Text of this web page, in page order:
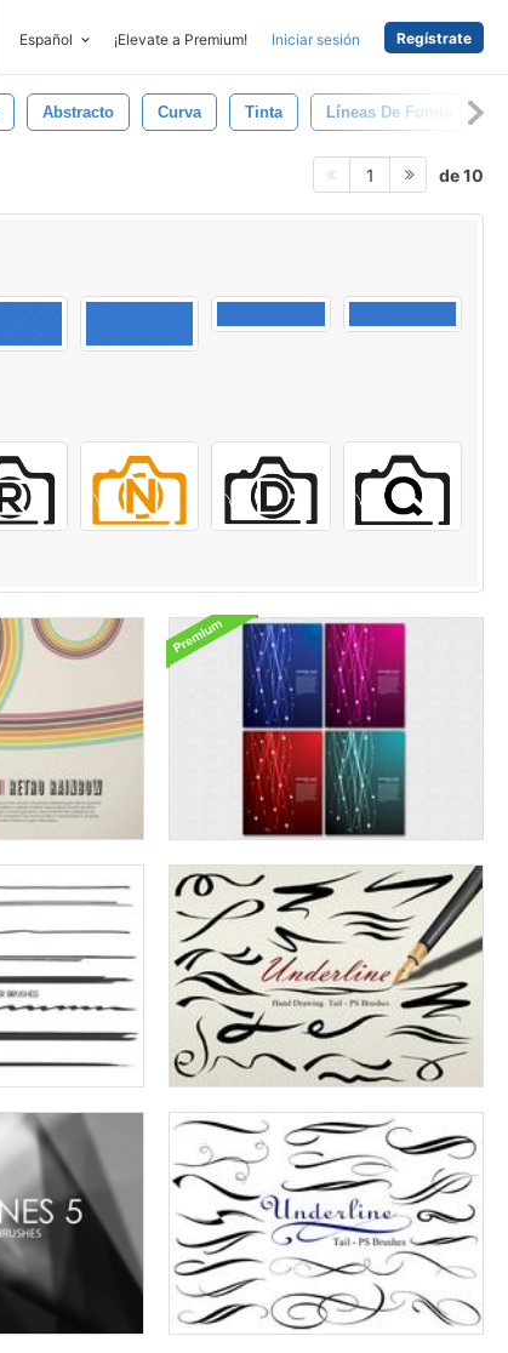
Español ¡Elevate a Premium! Iniciar sesión Regístrate
Abstracto Curva Tinta Líneas De Fondo
1 de 10